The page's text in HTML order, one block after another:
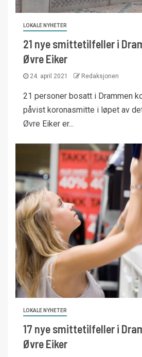
LOKALE NYHETER
21 nye smittetilfeller i
Øvre Eiker
24. april 2021 Redaksjonen
21 personer bosatt i Drammen
påvist koronasmitte i løpet av
Øvre Eiker er...
LOKALE NYHETER
17 nye smittetilfeller i
Øvre Eiker